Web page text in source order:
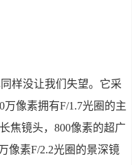
样没让我们失望。它采
像素拥有F/1.7光圈的主
焦镜头，800像素的超广
像素F/2.2光圈的景深镜